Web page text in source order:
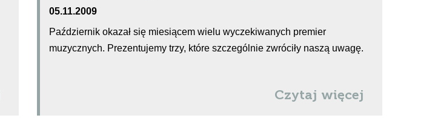
05.11.2009
Październik okazał się miesiącem wielu wyczekiwanych premier
muzycznych. Prezentujemy trzy, które szczególnie zwróciły naszą uwagę.
Czytaj więcej